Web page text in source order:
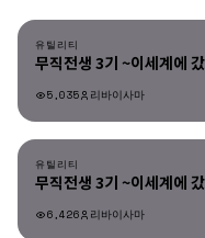
유틸리티
무직전생 3기 ~이세계에
5,035 리바이사마
유틸리티
무직전생 3기 ~이세계에
6,426 리바이사마